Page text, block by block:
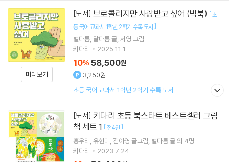
미리보기
[도서] 브로콜리지만 사랑받고 싶어 (빅북) [ 초
등 국어 교과서 1학년 2학기 수록 도서 ]
별다름 달다름글 서영 그림
키다리
2025.11.1.
10% 58,500원
3,250원
초등 국어 교과서 1학년 2학기 수록 도서
[도서]
책 세트 1 [ 전4권 ]
홍우리 유현미 김아영 글그림 별다름글 외 4명
키다리
2023.7.24.